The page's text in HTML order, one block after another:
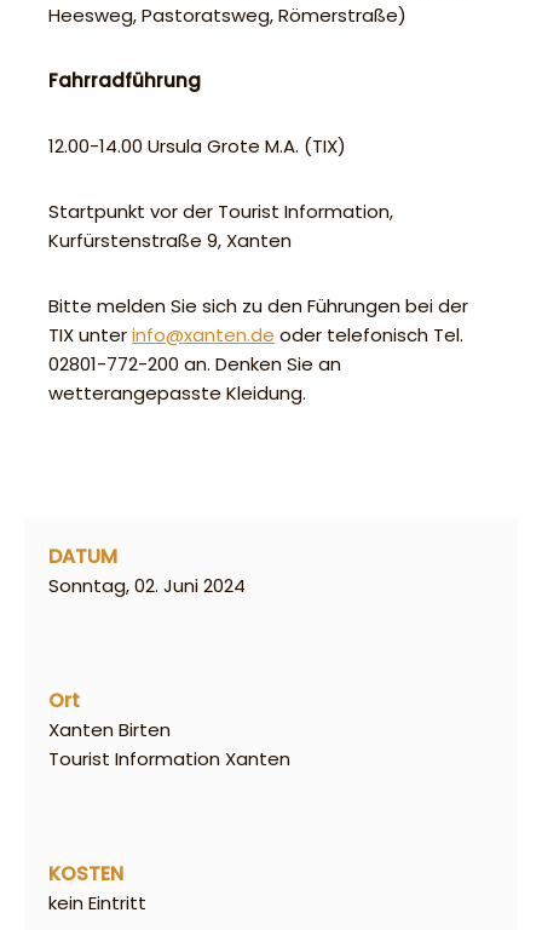
Heesweg, Pastoratsweg, Römerstraße)
Fahrradführung
12.00-14.00 Ursula Grote M.A. (TIX)
Startpunkt vor der Tourist Information,
Kurfürstenstraße 9, Xanten
Bitte melden Sie sich zu den Führungen bei der
TIX unterinfo@xanten.de oder telefonisch Tel.
02801-772-200 an. Denken Sie an
wetterangepasste Kleidung.
DATUM
Sonntag, 02. Juni 2024
Ort
Xanten Birten
Tourist Information Xanten
KOSTEN
kein Eintritt